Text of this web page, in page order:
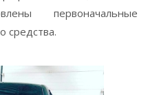
первоначальные
средства.